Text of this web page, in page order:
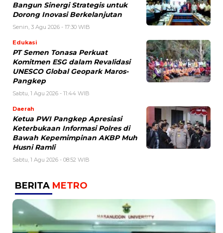
Bangun Sinergi Strategis untuk
Dorong Inovasi Berkelanjutan
Senin, 3 Agu 2026 - 17:30 WIB
Edukasi
PT Semen Tonasa Perkuat
Komitmen ESG dalam Revalidasi
UNESCO Global Geopark Maros-
Pangkep
Sabtu, 1 Agu 2026 - 11:44 WIB
Daerah
Ketua PWI Pangkep Apresiasi
Keterbukaan Informasi Polres di
Bawah Kepemimpinan AKBP Muh
Husni Ramli
Sabtu, 1 Agu 2026 - 08:52 WIB
BERITA METRO